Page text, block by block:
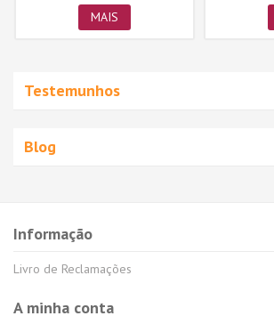
MAIS
Testemunhos
Blog
Informação
Livro de Reclamações
A minha conta